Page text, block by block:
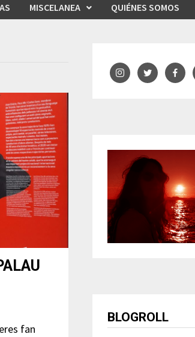
MISCELANEA QUIÉNES SOMOS
fan
BLOGROLL